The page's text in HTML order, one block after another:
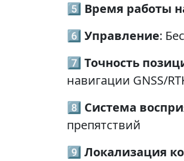
5️⃣ Время работы
6️⃣ Управление:
7️⃣ Точность
навигации GNSS/
8️⃣ Система
препятствий
9️⃣ Локализация